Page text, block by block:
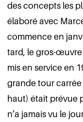
des concepts les
élaboré avec
commence en
tard, le gros-œuvre
mis en service en
grande tour
haut) était prévue
n’a jamais vu le